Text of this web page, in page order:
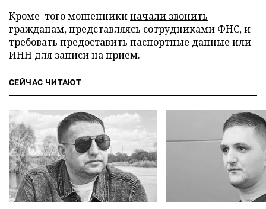
Кроме того мошенникиначали звонить
гражданам, представляясь сотрудниками ФНС, и
требовать предоставить паспортные данные или
ИНН для записи на прием.
СЕЙЧАС ЧИТАЮТ